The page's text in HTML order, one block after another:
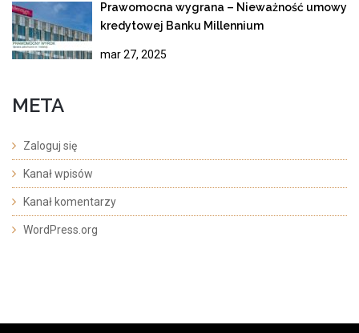
Prawomocna wygrana – Nieważność umowy
kredytowej Banku Millennium
mar 27, 2025
META
Zaloguj się
Kanał wpisów
Kanał komentarzy
WordPress.org